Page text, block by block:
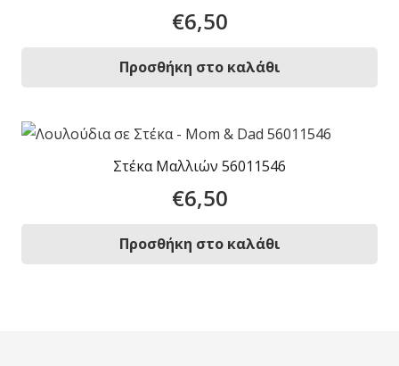
€6,50
Προσθήκη στο καλάθι
Στέκα Μαλλιών 56011546
€6,50
Προσθήκη στο καλάθι